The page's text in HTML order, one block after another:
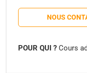
NOUS
POUR QUI ? Cours